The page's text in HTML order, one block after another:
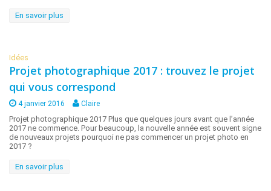
En savoir plus
Idées
Projet photographique 2017 : trouvez le projet
qui vous correspond
4 janvier 2016 Claire
Projet photographique 2017 Plus que quelques jours avant que l’année
2017 ne commence. Pour beaucoup, la nouvelle année est souvent signe
de nouveaux projets pourquoi ne pas commencer un projet photo en
2017 ?
En savoir plus